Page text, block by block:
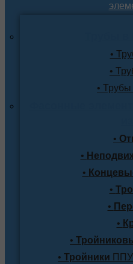
•
•
• Трубы
•
•
•
•
•
•
•
• Тройники ППУ